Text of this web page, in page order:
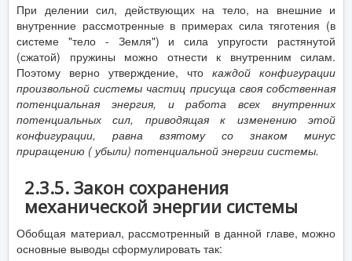
При делении сил, действующих на тело, на внешние и
внутренние рассмотренные в примерах сила тяготения (в
системе "тело - Земля") и сила упругости растянутой
(сжатой) пружины можно отнести к внутренним силам.
Поэтому верно утверждение, что каждой конфигурации
произвольной системы частиц присуща своя собственная
потенциальная энергия, и работа всех внутренних
потенциальных сил, приводящая к изменению этой
конфигурации, равна взятому со знаком минус
приращению ( убыли) потенциальной энергии системы.
2.3.5. Закон сохранения
механической энергии системы
Обобщая материал, рассмотренный в данной главе, можно
основные выводы сформулировать так: